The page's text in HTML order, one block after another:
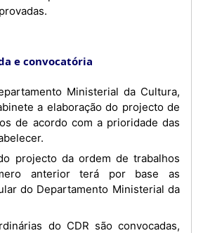
e convocatória
a elaboração do projecto de
de acordo com a prioridade das
anterior terá por base as
do Departamento Ministerial da